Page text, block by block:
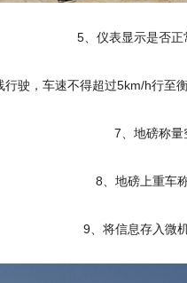
5、仪表显示是否正
驶，车速不得超过5km/h行至
7、地磅称量
8、地磅上重车
9、将信息存入微